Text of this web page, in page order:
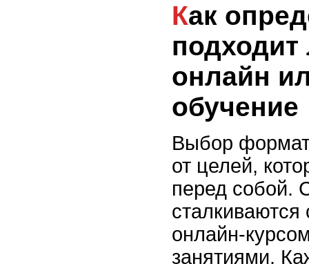
Как определить,
онлайн
обучение
Выбор
от целей,
перед собой.
онлайн-
занятиями.